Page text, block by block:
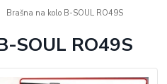
Brašna na kolo B-SOUL RO49S
SOUL RO49S